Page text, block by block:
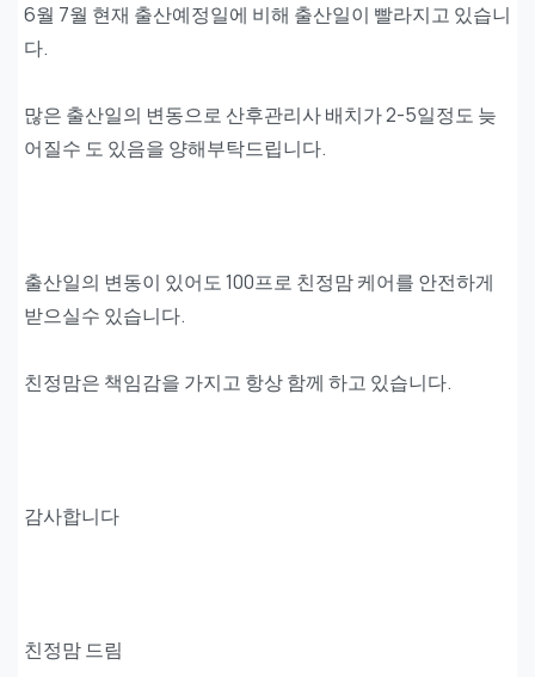
6월 7월 현재 출산예정일에 비해 출산일이 빨라지고 있습니
다.
많은 출산일의 변동으로 산후관리사 배치가 2-5일정도 늦
어질수 도 있음을 양해부탁드립니다.
출산일의 변동이 있어도 100프로 친정맘 케어를 안전하게
받으실수 있습니다.
친정맘은 책임감을 가지고 항상 함께 하고 있습니다.
감사합니다
친정맘 드림